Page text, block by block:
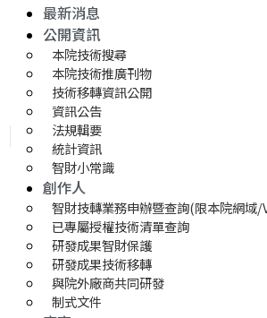
最新消息
公開資訊
本院技術搜尋
本院技術推廣刊物
技術移轉資訊公開
資訊公告
法規輯要
統計資訊
智財小常識
創作人
智財技轉業務申辦暨查詢(限本院網域/
已專屬授權技術清單查詢
研發成果智財保護
研發成果技術移轉
與院外廠商共同研發
制式文件